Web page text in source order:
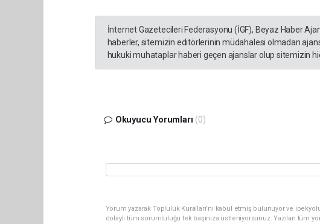
İnternet Gazetecileri Federasyonu (İGF), Beyaz Haber
haberler, sitemizin editörlerinin müdahalesi olmadan
hukuki muhataplar haberi geçen ajanslar olup sitemizin
Okuyucu Yorumları (0)
Yorum yazarak Topluluk Kuralları’nı kabul etmiş bulunuyor ve
dolaylı tüm sorumluluğu tek başınıza üstleniyorsunuz. Yazılan